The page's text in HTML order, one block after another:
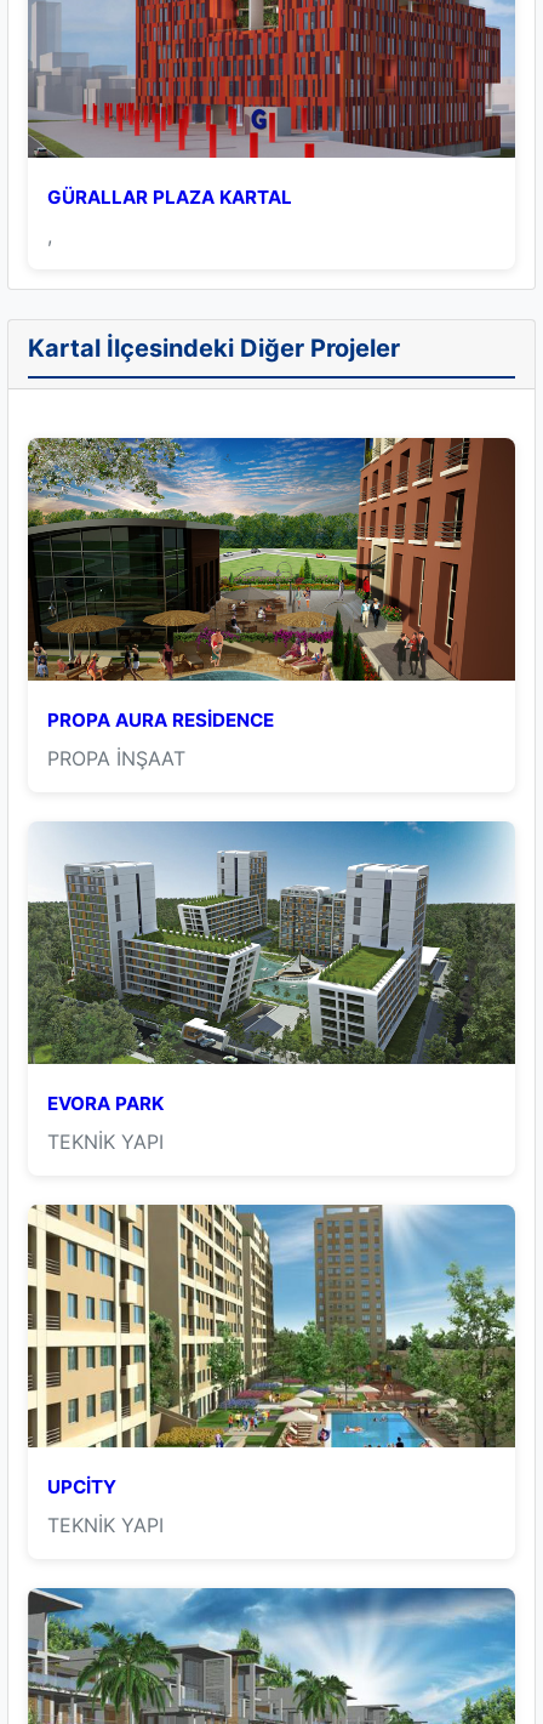
GÜRALLAR PLAZA KARTAL
,
Kartal İlçesindeki Diğer Projeler
PROPA AURA RESİDENCE
PROPA İNŞAAT
EVORA PARK
TEKNİK YAPI
UPCİTY
TEKNİK YAPI